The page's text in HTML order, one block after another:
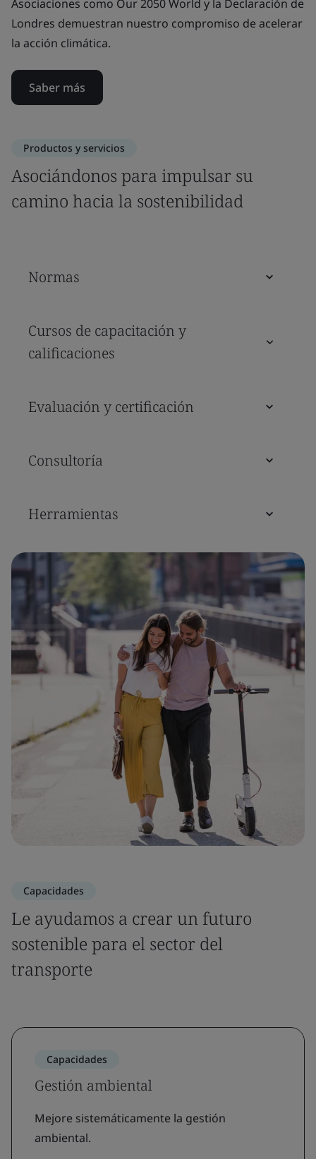
Asociaciones como Our 2050 World y la Declaración de
Londres demuestran nuestro compromiso de acelerar
la acción climática.
Saber más
Productos y servicios
Asociándonos para impulsar su
camino hacia la sostenibilidad
Normas
Cursos de capacitación y
calificaciones
Evaluación y certificación
Consultoría
Herramientas
Capacidades
Le ayudamos a crear un futuro
sostenible para el sector del
transporte
Capacidades
Gestión ambiental
Mejore sistemáticamente la gestión
ambiental.